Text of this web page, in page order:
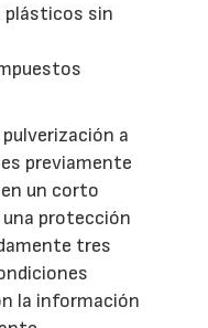
plásticos sin
a
previamente
un corto
protección
tres
la información